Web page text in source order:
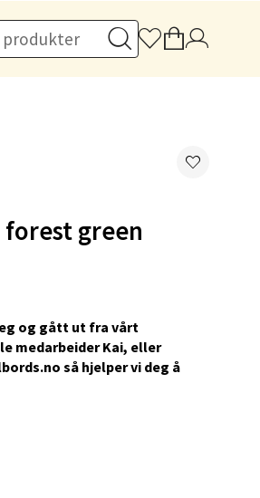
forest green
og gått ut fra vårt
medarbeider Kai, eller
så hjelper vi deg å